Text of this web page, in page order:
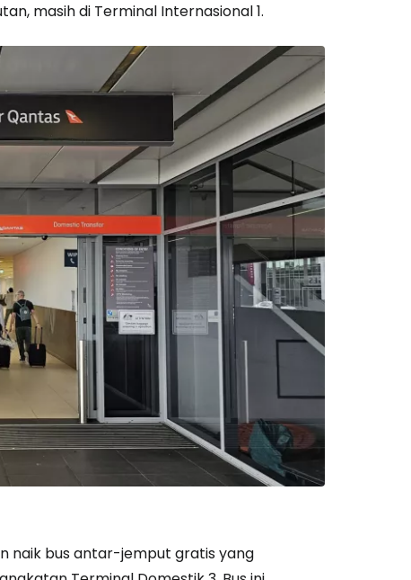
masih di Terminal Internasional 1.
naik bus antar-jemput gratis yang